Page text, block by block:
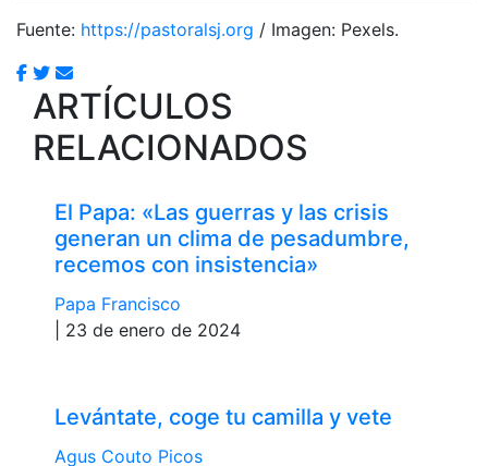
Fuente: https://pastoralsj.org / Imagen: Pexels.
ARTÍCULOS
RELACIONADOS
El Papa: «Las guerras y las crisis
generan un clima de pesadumbre,
recemos con insistencia»
Papa Francisco
| 23 de enero de 2024
Levántate, coge tu camilla y vete
Agus Couto Picos